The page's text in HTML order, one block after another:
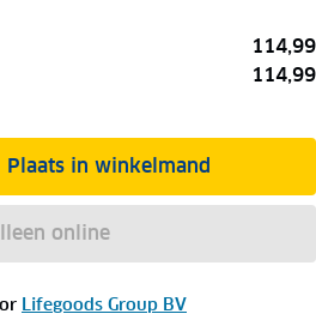
114,99
114,99
Plaats in winkelmand
online
Lifegoods Group BV